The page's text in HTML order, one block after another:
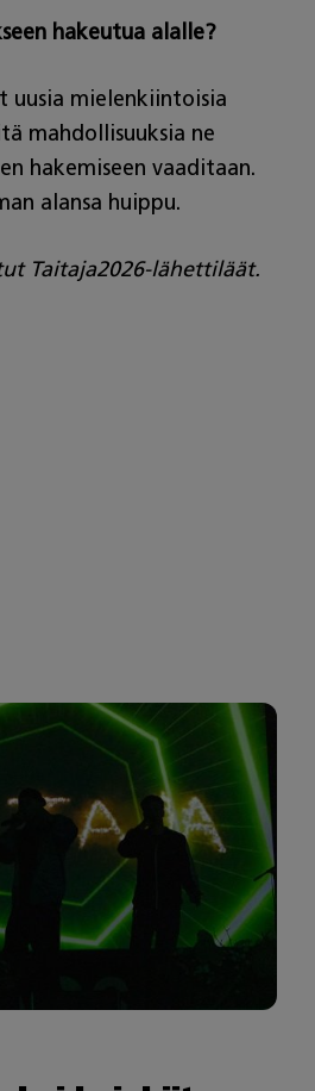
hakeutua alalle?
mielenkiintoisia
mahdollisuuksia ne
hakemiseen vaaditaan.
alansa huippu.
Taitaja2026-lähettiläät.